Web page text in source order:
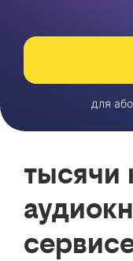
для
тысячи